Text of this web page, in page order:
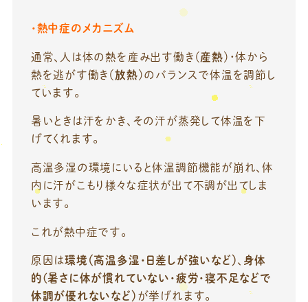
・熱中症のメカニズム
通常、人は体の熱を産み出す働き（ 産熱）・体から
熱を逃がす働き（放熱）のバランスで体温を調節し
ています。
暑いときは汗をかき、その汗が蒸発して体温を下
げてくれます。
高温多湿の環境にいると体温調節機能が崩れ、体
内に汗がこもり様々な症状が出て不調が出てしま
います。
これが熱中症です。
原因は環境（高温多湿・日差しが強いなど）、 身体
的(暑さに体が慣れていない・疲労・寝不足などで
体調が優れないなど） が挙げれます。